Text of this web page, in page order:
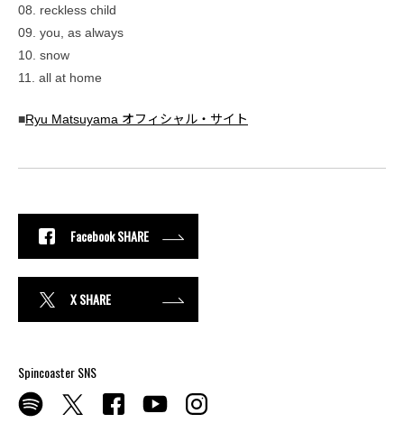
08. reckless child
09. you, as always
10. snow
11. all at home
■Ryu Matsuyama オフィシャル・サイト
Facebook SHARE
X SHARE
Spincoaster SNS